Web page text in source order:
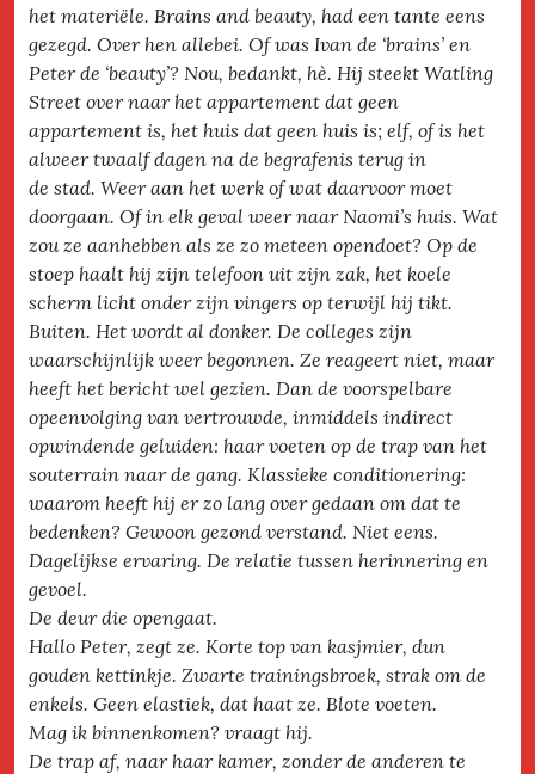
het materiële. Brains and beauty, had een tante eens
gezegd. Over hen allebei. Of was Ivan de ‘brains’ en
Peter de ‘beauty’? Nou, bedankt, hè. Hij steekt Watling
Street over naar het appartement dat geen
appartement is, het huis dat geen huis is; elf, of is het
alweer twaalf dagen na de begrafenis terug in
de stad. Weer aan het werk of wat daarvoor moet
doorgaan. Of in elk geval weer naar Naomi’s huis. Wat
zou ze aanhebben als ze zo meteen opendoet? Op de
stoep haalt hij zijn telefoon uit zijn zak, het koele
scherm licht onder zijn vingers op terwijl hij tikt.
Buiten. Het wordt al donker. De colleges zijn
waarschijnlijk weer begonnen. Ze reageert niet, maar
heeft het bericht wel gezien. Dan de voorspelbare
opeenvolging van vertrouwde, inmiddels indirect
opwindende geluiden: haar voeten op de trap van het
souterrain naar de gang. Klassieke conditionering:
waarom heeft hij er zo lang over gedaan om dat te
bedenken? Gewoon gezond verstand. Niet eens.
Dagelijkse ervaring. De relatie tussen herinnering en
gevoel.
De deur die opengaat.
Hallo Peter, zegt ze. Korte top van kasjmier, dun
gouden kettinkje. Zwarte trainingsbroek, strak om de
enkels. Geen elastiek, dat haat ze. Blote voeten.
Mag ik binnenkomen? vraagt hij.
De trap af, naar haar kamer, zonder de anderen te